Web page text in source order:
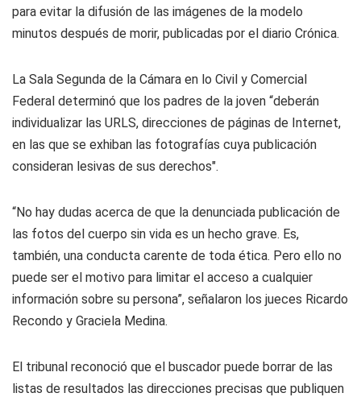
para evitar la difusión de las imágenes de la modelo
minutos después de morir, publicadas por el diario Crónica.
La Sala Segunda de la Cámara en lo Civil y Comercial
Federal determinó que los padres de la joven “deberán
individualizar las URLS, direcciones de páginas de Internet,
en las que se exhiban las fotografías cuya publicación
consideran lesivas de sus derechos".
“No hay dudas acerca de que la denunciada publicación de
las fotos del cuerpo sin vida es un hecho grave. Es,
también, una conducta carente de toda ética. Pero ello no
puede ser el motivo para limitar el acceso a cualquier
información sobre su persona”, señalaron los jueces Ricardo
Recondo y Graciela Medina.
El tribunal reconoció que el buscador puede borrar de las
listas de resultados las direcciones precisas que publiquen